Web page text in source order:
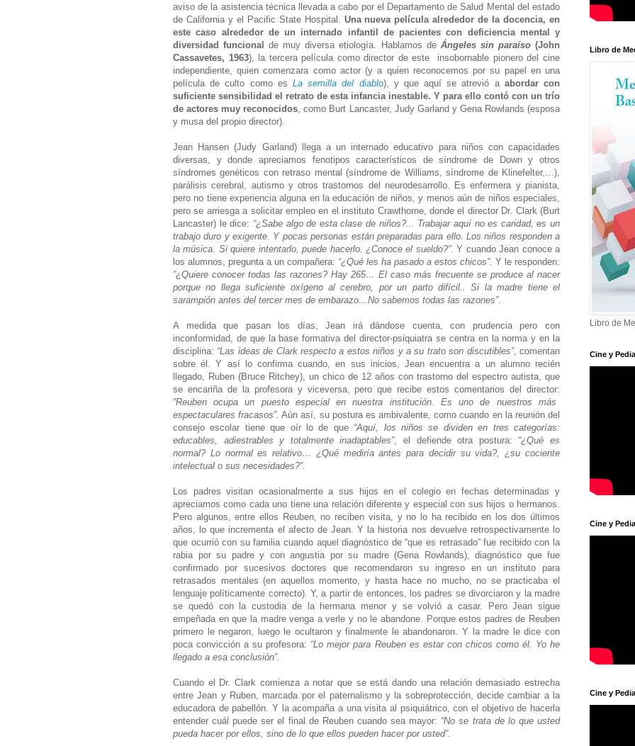
aviso de la asistencia técnica llevada a cabo por el Departamento de Salud Mental del estado
de California y el Pacific State Hospital. Una nueva película alrededor de la docencia, en
este caso alrededor de un internado infantil de pacientes con deficiencia mental y
diversidad funcional
de muy diversa etiología. Hablamos de Ángeles sin paraíso(John
Cassavetes, 1963), la tercera película como director de este insobornable pionero del cine
independiente, quien comenzara como actor (y a quien reconocemos por su papel en una
película de culto como es La semilla del diablo), y que aquí se atrevió a abordar con
suficiente sensibilidad el retrato de esta infancia inestable. Y para ello contó con un trío
de actores muy reconocidos , como Burt Lancaster, Judy Garland y Gena Rowlands (esposa
y musa del propio director).
Jean Hansen (Judy Garland) llega a un internado educativo para niños con capacidades
diversas, y donde apreciamos fenotipos característicos de síndrome de Down y otros
síndromes genéticos con retraso mental (síndrome de Williams, síndrome de Klinefelter,…),
parálisis cerebral, autismo y otros trastornos del neurodesarrollo. Es enfermera y pianista,
pero no tiene experiencia alguna en la educación de niños, y menos aún de niños especiales,
pero se arriesga a solicitar empleo en el instituto Crawthorne, donde el director Dr. Clark (Burt
Lancaster) le dice: “¿Sabe algo de esta clase de niños?... Trabajar aquí no es caridad, es un
trabajo duro y exigente. Y pocas personas están preparadas para ello. Los niños responden a
la música. Si quiere intentarlo, puede hacerlo. ¿Conoce el sueldo?”. Y cuando Jean conoce a
los alumnos, pregunta a un compañera: “¿Qué les ha pasado a estos chicos”. Y le responden:
”¿Quiere conocer todas las razones? Hay 265… El caso más frecuente se produce al nacer
porque no llega suficiente oxígeno al cerebro, por un parto difícil.. Si la madre tiene el
sarampión antes del tercer mes de embarazo…No sabemos todas las razones”.
A medida que pasan los días, Jean irá dándose cuenta, con prudencia pero con
inconformidad, de que la base formativa del director-psiquiatra se centra en la norma y en la
disciplina: “Las ideas de Clark respecto a estos niños y a su trato son discutibles”, comentan
sobre él. Y así lo confirma cuando, en sus inicios, Jean encuentra a un alumno recién
llegado, Ruben (Bruce Ritchey), un chico de 12 años con trastorno del espectro autista, que
se encariña de la profesora y viceversa, pero que recibe estos comentarios del director:
“Reuben ocupa un puesto especial en nuestra institución. Es uno de nuestros más
espectaculares fracasos”. Aún así, su postura es ambivalente, como cuando en la reunión del
consejo escolar tiene que oír lo de que “Aquí, los niños se dividen en tres categorías:
educables, adiestrables y totalmente inadaptables”, el defiende otra postura: “¿Qué es
normal? Lo normal es relativo… ¿Qué mediría antes para decidir su vida?, ¿su cociente
intelectual o sus necesidades?”.
Los padres visitan ocasionalmente a sus hijos en el colegio en fechas determinadas y
apreciamos como cada uno tiene una relación diferente y especial con sus hijos o hermanos.
Pero algunos, entre ellos Reuben, no reciben visita, y no lo ha recibido en los dos últimos
años, lo que incrementa el afecto de Jean. Y la historia nos devuelve retrospectivamente lo
que ocurrió con su familia cuando aquel diagnóstico de “que es retrasado” fue recibido con la
rabia por su padre y con angustia por su madre (Gena Rowlands), diagnóstico que fue
confirmado por sucesivos doctores que recomendaron su ingreso en un instituto para
retrasados mentales (en aquellos momento, y hasta hace no mucho, no se practicaba el
lenguaje políticamente correcto). Y, a partir de entonces, los padres se divorciaron y la madre
se quedó con la custodia de la hermana menor y se volvió a casar. Pero Jean sigue
empeñada en que la madre venga a verle y no le abandone. Porque estos padres de Reuben
primero le negaron, luego le ocultaron y finalmente le abandonaron. Y la madre le dice con
poca convicción a su profesora: “Lo mejor para Reuben es estar con chicos como él. Yo he
llegado a esa conclusión”.
Cuando el Dr. Clark comienza a notar que se está dando una relación demasiado estrecha
entre Jean y Ruben, marcada por el paternalismo y la sobreprotección, decide cambiar a la
educadora de pabellón. Y la acompaña a una visita al psiquiátrico, con el objetivo de hacerla
entender cuál puede ser el final de Reuben cuando sea mayor: “No se trata de lo que usted
pueda hacer por ellos, sino de lo que ellos pueden hacer por usted”.
Libro de
Libro de
Cine y
Cine y
Cine y